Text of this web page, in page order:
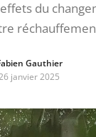
du
Gauthier
janvier 2025